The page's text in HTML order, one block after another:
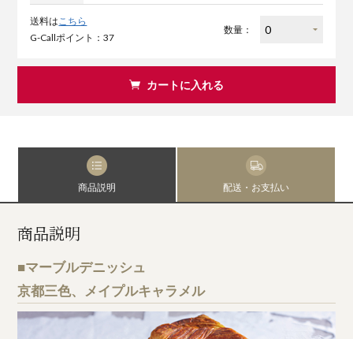
送料はこちら
G-Callポイント：37
数量：
カートに入れる
商品説明 配送・お支払い
商品説明
■マーブルデニッシュ
京都三色、メイプルキャラメル